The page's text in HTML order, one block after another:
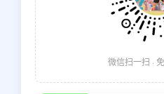
微信扫一扫 ·